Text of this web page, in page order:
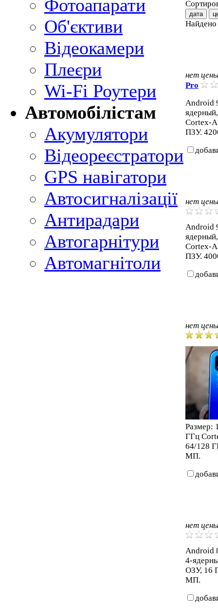
Фотоапарати
Об'єктиви
Відеокамери
Плеєри
Wi-Fi Роутери
Автомобілістам
Акумулятори
Відеореєстратори
GPS навігатори
Автосигналізації
Антирадари
Автогарнітури
Автомагнітоли
дата
Найдено
нет
Pro
Android
Cortex-
ПЗУ.
нет
Android
Cortex-
ПЗУ.
нет
Размер:
ГГц
64/128
МП.
нет
Android
4-
ОЗУ, 16
МП.